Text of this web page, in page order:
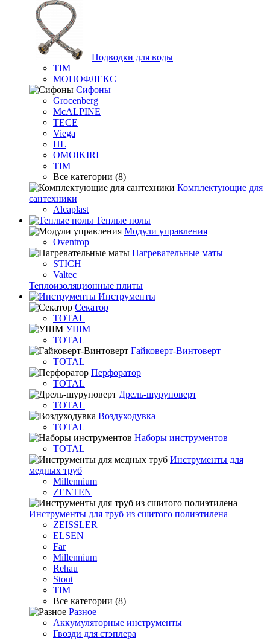
Подводки для воды
TIM
МОНОФЛЕКС
Сифоны
Grocenberg
McALPINE
TECE
Viega
HL
OMOIKIRI
TIM
Все категории (8)
Комплектующие для
сантехники
Alcaplast
Теплые полы
Модули управления
Oventrop
Нагревательные маты
STICH
Valtec
Теплоизоляционные плиты
Инструменты
Секатор
TOTAL
УШМ
TOTAL
Гайковерт-Винтоверт
TOTAL
Перфоратор
TOTAL
Дрель-шуруповерт
TOTAL
Воздуходувка
TOTAL
Наборы инструментов
TOTAL
Инструменты для
медных труб
Millennium
ZENTEN
Инструменты для труб из сшитого полиэтилена
ZEISSLER
ELSEN
Far
Millennium
Rehau
Stout
TIM
Все категории (8)
Разное
Аккумуляторные инструменты
Гвозди для стэплера